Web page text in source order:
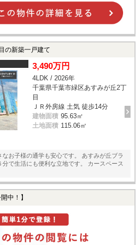
の新築一戸建て
3,490万円
4LDK / 2026年
千葉県千葉市緑区あすみが丘2丁
目
ＪＲ外房線 土気 徒歩14分
建物面積 95.63㎡
土地面積 115.06㎡
お子様の通学も安心です。 あすみが丘ブラ
で生活にも便利な立地です。 カースペース
中！】